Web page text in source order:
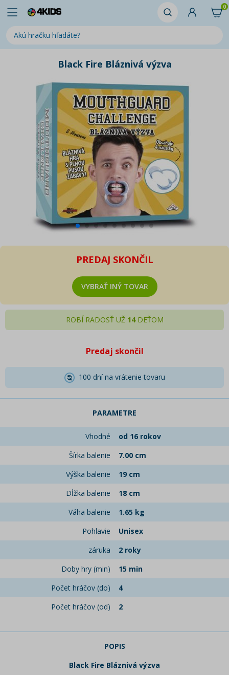
0
Black Fire Bláznivá výzva
PREDAJ SKONČIL
VYBRAŤ INÝ TOVAR
ROBÍ RADOSŤ UŽ 14DEŤOM
Predaj skončil
100 dní na vrátenie tovaru
PARAMETRE
Vhodné
od 16 rokov
Šírka balenie
7.00 cm
Výška balenie
19 cm
Dĺžka balenie
18 cm
Váha balenie
1.65 kg
Pohlavie
Unisex
záruka
2 roky
Doby hry (min)
15 min
Počet hráčov (do)
4
Počet hráčov (od)
2
POPIS
Black Fire Bláznivá výzva